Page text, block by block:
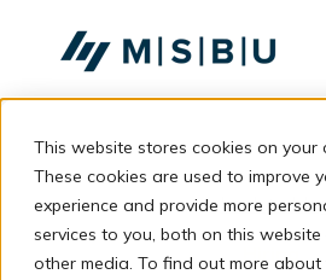
This website stores cookies on your
These cookies are used to improve
experience and provide more
services to you, both on this
other media. To find out more about
Layanan Toggle
children
Layanan
Komunitas
Tentang
back to
Hiring